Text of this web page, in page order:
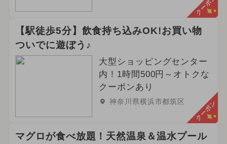
クーポン
【駅徒歩5分】飲食持ち込みOK!お買い物
ついでに遊ぼう♪
大型ショッピングセンター
内！1時間500円～オトクな
クーポンあり
神奈川県横浜市都筑区 クーポン
マグロが食べ放題！天然温泉＆温水プール